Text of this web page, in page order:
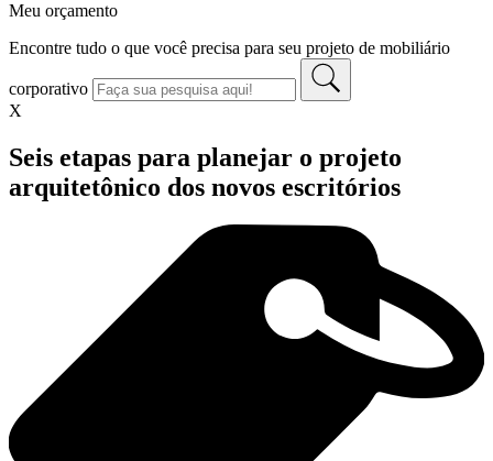
Meu orçamento
Encontre tudo o que você precisa para seu projeto de mobiliário
corporativo
X
Seis etapas para planejar o projeto
arquitetônico dos novos escritórios